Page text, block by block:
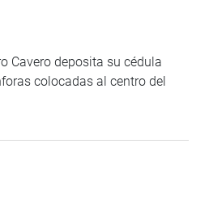
Cavero deposita su cédula
colocadas al centro del